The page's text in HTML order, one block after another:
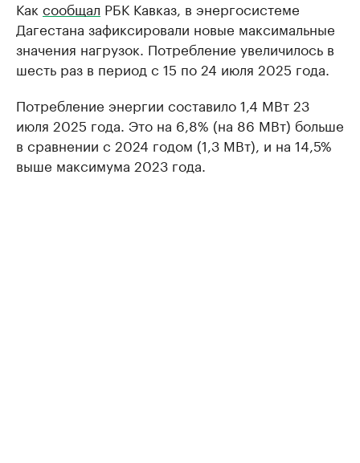
Как сообщал РБК Кавказ, в энергосистеме
Дагестана зафиксировали новые максимальные
значения нагрузок. Потребление увеличилось в
шесть раз в период с 15 по 24 июля 2025 года.
Потребление энергии составило 1,4 МВт 23
июля 2025 года. Это на 6,8% (на 86 МВт) больше
в сравнении с 2024 годом (1,3 МВт), и на 14,5%
выше максимума 2023 года.